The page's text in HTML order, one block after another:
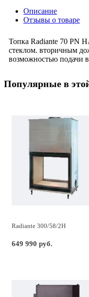
Описание
Отзывы о товаре
Топка Radiante 70 PN
стеклом. вторичным
возможностью подачи
Популярные в
Radiante 300/58/2H
649 990 руб.